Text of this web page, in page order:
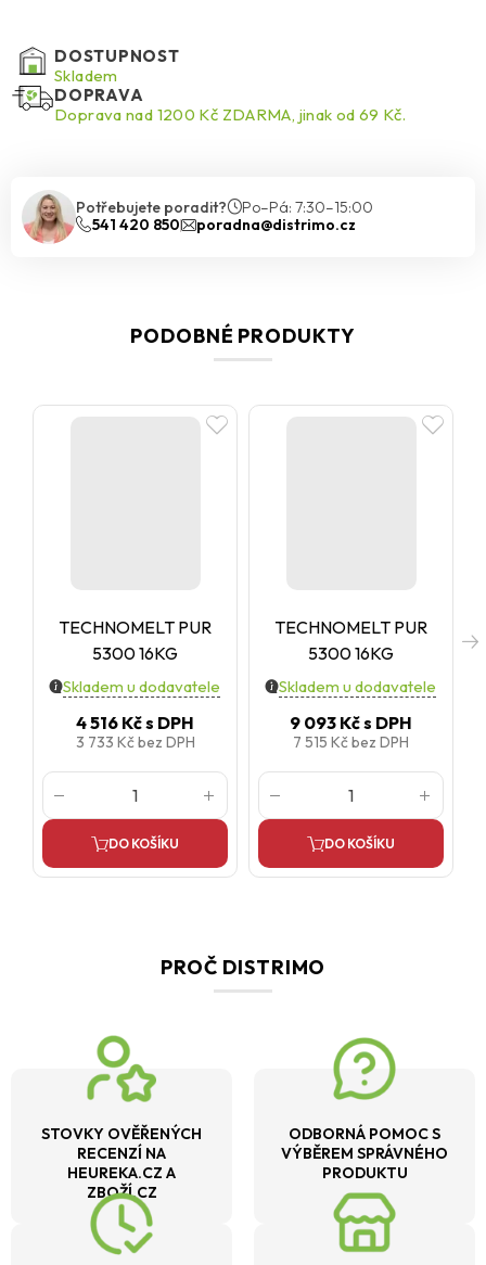
DOSTUPNOST
Skladem
DOPRAVA
Doprava nad 1200 Kč ZDARMA, jinak od 69 Kč.
Potřebujete poradit?
Po–Pá: 7:30–15:00
541 420 850
poradna@distrimo.cz
PODOBNÉ PRODUKTY
TECHNOMELT PUR
5300 16KG
Skladem u dodavatele
4 516 Kčs DPH
3 733 Kčbez DPH
DO KOŠÍKU
TECHNOMELT PUR
5300 16KG
Skladem u dodavatele
9 093 Kčs DPH
7 515 Kčbez DPH
DO KOŠÍKU
PROČ DISTRIMO
STOVKY OVĚŘENÝCH
RECENZÍ NA
HEUREKA.CZ A
ZBOŽÍ.CZ
ODBORNÁ POMOC S
VÝBĚREM SPRÁVNÉHO
PRODUKTU